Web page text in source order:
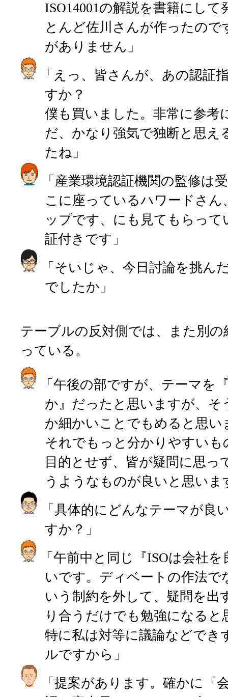
ISO14001の解説を書籍にし
とんど佐川さんが作ったの
がありません」
「えっ、皆さんが、あの認証
すか？
僕も買いました。非常に参考
だ、かなり強気で独断と思え
たね」
「産業環境認証機関の監修は
こに座っているハワードさん
ップです、にも見てもらって
証付きです」
「そいじゃ、今日討論を挑ん
でしたか」
テーブルの反対側では、また別
っている。
「午後の部ですが、テーマを
か』だったと思いますが、そ
か細かいことでもめると思い
それでもっと分かりやすいも
目的とせず、皆が疑問に思っ
うようなものが良いと思いま
「具体的にどんなテーマが良
すか？」
「午前中と同じ『ISOは会社
いです。ディベートの作法で
いう制約を外して、疑問を出
り合うだけでも勉強になると
特に私は対等に議論などでき
ルですから」
「提案があります。確かに『